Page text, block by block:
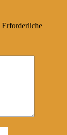
Erforderliche